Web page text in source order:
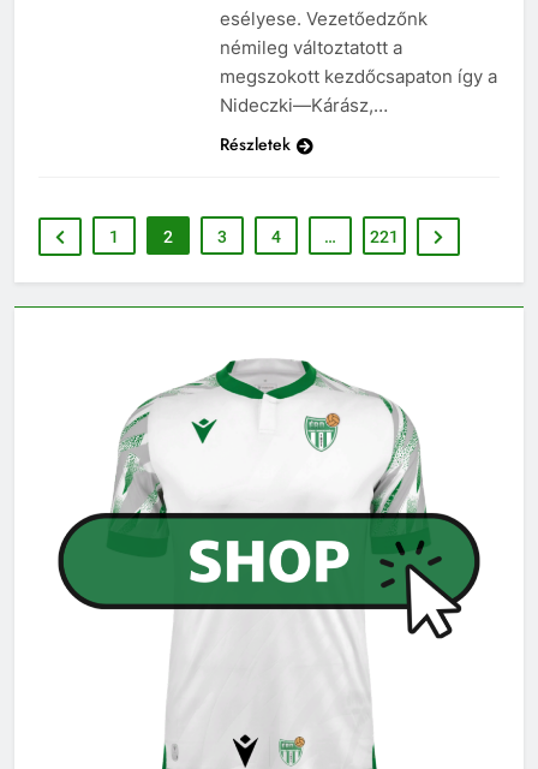
esélyese. Vezetőedzőnk
némileg változtatott a
megszokott kezdőcsapaton így a
Nideczki—Kárász,…
Részletek
1 2 3 4 … 221